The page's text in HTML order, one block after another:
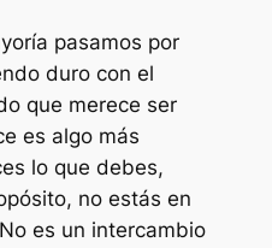
pasamos por
duro con el
que merece ser
es algo más
lo que debes,
no estás en
es un intercambio